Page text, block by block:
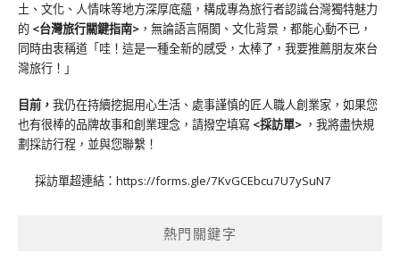
土、文化、人情味等地方深厚底蘊，構成專為旅行者認識台灣獨特魅力
的 <台灣旅行關鍵指南> ，無論語言隔閡、文化背景，都能心動不已，
同時由衷稱道「哇！這是一種全新的感受，太棒了，我要推薦朋友來台
灣旅行！」
目前， 我仍在持續挖掘用心生活、處事謹慎的匠人職人創業家，如果您
也有很棒的品牌故事和創業理念，請撥空填寫 <採訪單> ，我將盡快規
劃採訪行程，並與您聯繫！
採訪單超連結： https://forms.gle/7KvGCEbcu7U7ySuN7
熱門關鍵字